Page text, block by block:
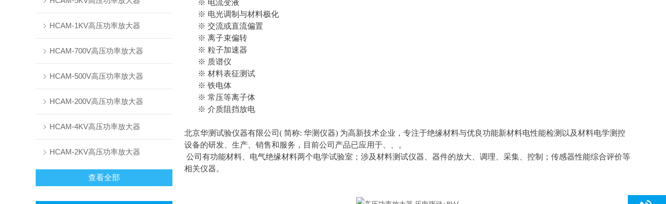
HCAM-1KV高压功率放大器
HCAM-700V高压功率放大器
HCAM-500V高压功率放大器
HCAM-200V高压功率放大器
HCAM-4KV高压功率放大器
HCAM-2KV高压功率放大器
查看全部
※ 电流变液
※ 电光调制与材料极化
※ 交流或直流偏置
※ 离子束偏转
※ 粒子加速器
※ 质谱仪
※ 材料表征测试
※ 铁电体
※ 常压等离子体
※ 介质阻挡放电
北京华测试验仪器有限公司( 简称: 华测仪器) 为高新技术企业，专注于绝缘材料与优良功能新材料电性能检测以及材料电学测控
设备的研发、生产、销售和服务，目前公司产品已应用于、、。
公司有功能材料、电气绝缘材料两个电学试验室；涉及材料测试仪器、器件的放大、调理、采集、控制；传感器性能综合评价等
相关仪器。